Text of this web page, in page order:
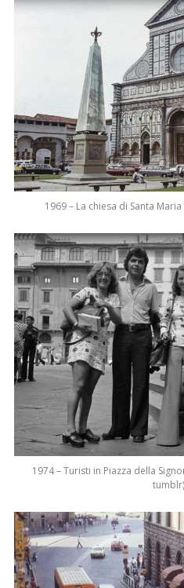
1969 – La chiesa di Santa
1974 – Turisti in Piazza della
tumblr)